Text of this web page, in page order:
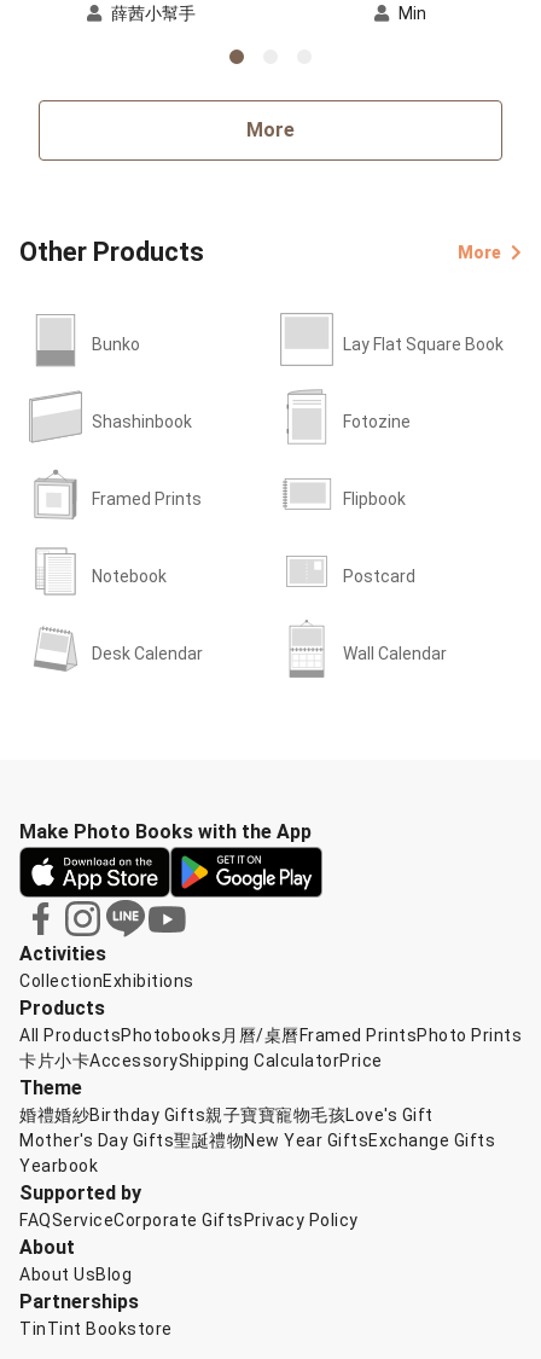
薛茜小幫手 Min
More
Other Products More
Bunko Lay Flat Square Book
Shashinbook Fotozine
Framed Prints Flipbook
Notebook Postcard
Desk Calendar Wall Calendar
Activities
CollectionExhibitions
Products
All ProductsPhotobooks月曆/桌曆 Framed PrintsPhoto Prints
卡片小卡AccessoryShipping CalculatorPrice
Theme
婚禮婚紗Birthday Gifts親子寶寶寵物毛孩Love's Gift
Mother's Day Gifts聖誕禮物New Year GiftsExchange Gifts
Yearbook
Supported by
FAQServiceCorporate Gifts Privacy Policy
About
About UsBlog
Partnerships
TinTint Bookstore
Make Photo Books with the App